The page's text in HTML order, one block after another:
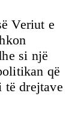
Veriut e
si një
që
të drejtave